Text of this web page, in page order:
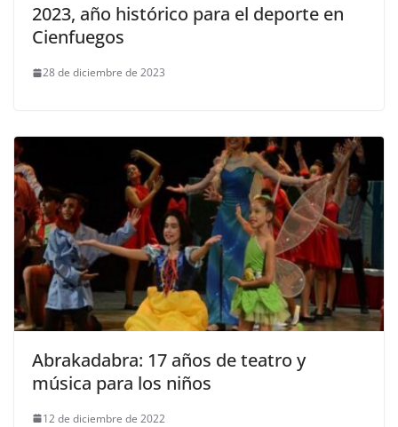
2023, año histórico para el deporte en
Cienfuegos
28 de diciembre de 2023
Abrakadabra: 17 años de teatro y
música para los niños
12 de diciembre de 2022